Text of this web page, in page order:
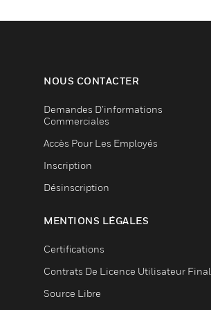
NOUS CONTACTER
Demandes D’informations
Commerciales
Accès Pour Les Employés
Inscription
Désinscription
MENTIONS LÉGALES
Certifications
Contrats De Licence Utilisateur Final
Source Libre